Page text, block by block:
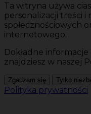
Ta witryna używa
personalizacji treści
społecznościowych
internetowego.
Dokładne
znajdziesz w naszej
Zgadzam się Tylko
Polityka prywatności